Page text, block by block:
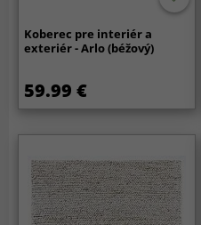
Koberec pre interiér a
exteriér - Arlo (béžový)
59.99 €